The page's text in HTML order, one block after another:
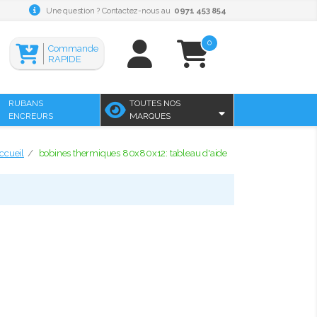
Une question ? Contactez-nous au 0971 453 854
0
Commande
RAPIDE
RUBANS
ENCREURS
TOUTES NOS
MARQUES
bobines thermiques 80x80x12: tableau d'aide